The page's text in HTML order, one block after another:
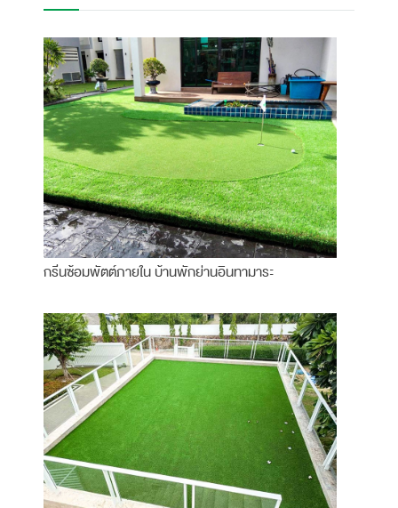
กรีนซ้อมพัตต์ภายใน บ้านพักย่านอินทามาระ